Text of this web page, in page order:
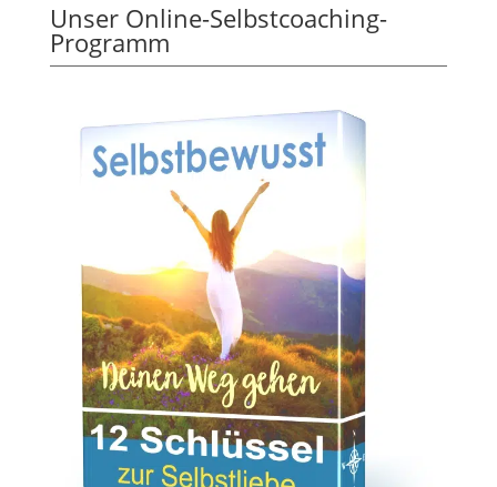
Unser Online-Selbstcoaching-
Programm